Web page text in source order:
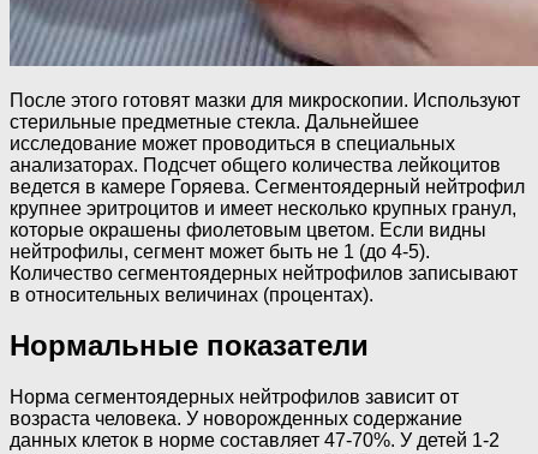
После этого готовят мазки для микроскопии. Используют
стерильные предметные стекла. Дальнейшее
исследование может проводиться в специальных
анализаторах. Подсчет общего количества лейкоцитов
ведется в камере Горяева. Сегментоядерный нейтрофил
крупнее эритроцитов и имеет несколько крупных гранул,
которые окрашены фиолетовым цветом. Если видны
нейтрофилы, сегмент может быть не 1 (до 4-5).
Количество сегментоядерных нейтрофилов записывают
в относительных величинах (процентах).
Нормальные показатели
Норма сегментоядерных нейтрофилов зависит от
возраста человека. У новорожденных содержание
данных клеток в норме составляет 47-70%. У детей 1-2